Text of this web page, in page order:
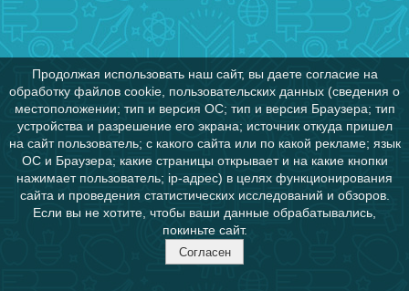
Продолжая использовать наш сайт, вы даете согласие на
обработку файлов cookie, пользовательских данных (сведения о
местоположении; тип и версия ОС; тип и версия Браузера; тип
устройства и разрешение его экрана; источник откуда пришел
на сайт пользователь; с какого сайта или по какой рекламе; язык
ОС и Браузера; какие страницы открывает и на какие кнопки
нажимает пользователь; ip-адрес) в целях функционирования
сайта и проведения статистических исследований и обзоров.
Если вы не хотите, чтобы ваши данные обрабатывались,
покиньте сайт.
Согласен